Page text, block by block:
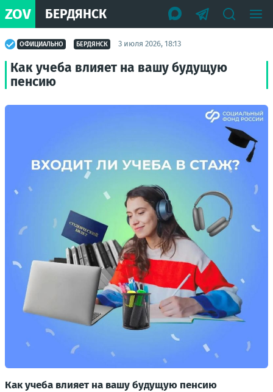
ZOV БЕРДЯНСК
ОФИЦИАЛЬНО БЕРДЯНСК 3 июля 2026, 18:13
Как учеба влияет на вашу будущую
пенсию
Как учеба влияет на вашу будущую пенсию